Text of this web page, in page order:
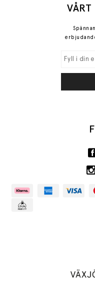
VÅRT